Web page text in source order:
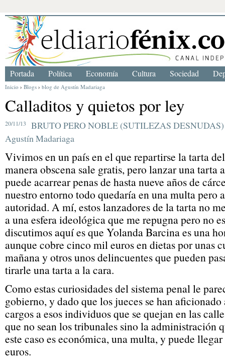
Inicio › Blogs › blog de Agustín Madariaga
Calladitos y quietos por ley
20/11/13
BRUTO PERO NOBLE (SUTILEZAS DESNUDAS)
Agustín Madariaga
Vivimos en un país en el que repartirse la tarta
manera obscena sale gratis, pero lanzar una tarta
puede acarrear penas de hasta nueve años de
nuestro entorno todo quedaría en una multa pero
autoridad. A mí, estos lanzadores de la tarta no
a una esfera ideológica que me repugna pero no
discutimos aquí es que Yolanda Barcina es una
aunque cobre cinco mil euros en dietas por unas
mañana y otros unos delincuentes que pueden
tirarle una tarta a la cara.
Como estas curiosidades del sistema penal le
gobierno, y dado que los jueces se han
cargos a esos individuos que se quejan en las
que no sean los tribunales sino la administración
este caso es económica, una multa, y puede
euros.
Portada Política Economía Cultura Sociedad